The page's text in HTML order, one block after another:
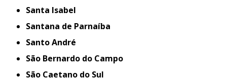
Santa Isabel
Santana de Parnaíba
Santo André
São Bernardo do Campo
São Caetano do Sul